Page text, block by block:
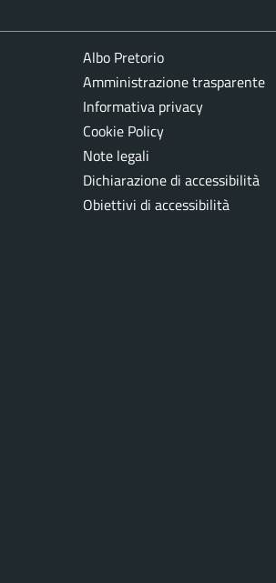
Albo Pretorio
Amministrazione trasparente
Informativa privacy
Cookie Policy
Note legali
Dichiarazione di accessibilità
Obiettivi di accessibilità